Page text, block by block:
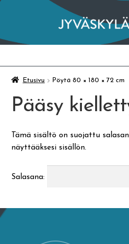
Siirry
Siirry
Taidemuseo & Ratamo
Suomen käsityön museo
Skeittihalli
Etusivu Pöytä 80 × 180 × 72 cm
Pääsy
Tämä sisältö on suojattu
näyttääksesi sisällön.
Salasana: